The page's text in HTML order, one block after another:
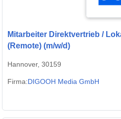
Mitarbeiter Direktvertrieb /
(Remote) (m/w/d)
Hannover, 30159
Firma:DIGOOH Media GmbH